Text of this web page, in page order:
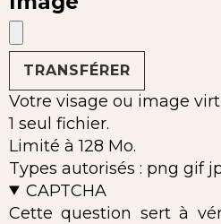
Votre visage ou image
1 seul fichier.
Limité à 128 Mo.
Types autorisés : png gif
CAPTCHA
Cette question sert à